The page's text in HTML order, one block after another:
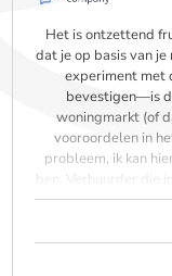
Het is ontzettend
dat je op basis van
experiment met
bevestigen—is
woningmarkt (of
vooroordelen in
probleem, ik kan
ben. Verhuurder die
later terugtrok
nemen.123 wonen
meer